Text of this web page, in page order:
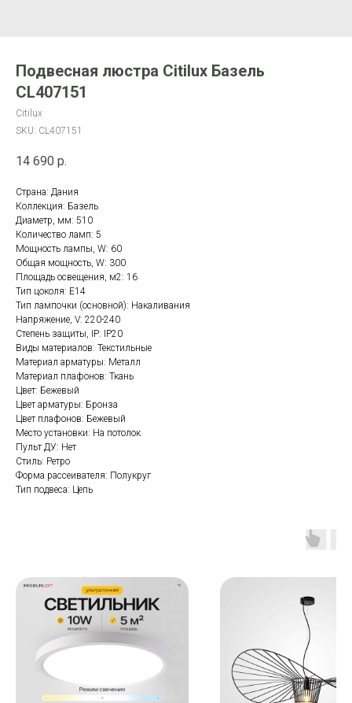
Подвесная люстра Citilux Базель
CL407151
Citilux
SKU: CL407151
14 690 р.
Страна: Дания
Коллекция: Базель
Диаметр, мм: 510
Количество ламп: 5
Мощность лампы, W: 60
Общая мощность, W: 300
Площадь освещения, м2: 16
Тип цоколя: E14
Тип лампочки (основной): Накаливания
Напряжение, V: 220-240
Степень защиты, IP: IP20
Виды материалов: Текстильные
Материал арматуры: Металл
Материал плафонов: Ткань
Цвет: Бежевый
Цвет арматуры: Бронза
Цвет плафонов: Бежевый
Место установки: На потолок
Пульт ДУ: Нет
Стиль: Ретро
Форма рассеивателя: Полукруг
Тип подвеса: Цепь